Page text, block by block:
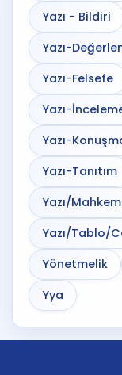
Yazı - Bildiri
Yazı-
Yazı-Felsefe
Yazı-
Yazı-
Yazı-Tanıtım
Yazı/
Yazı/Tablo/
Yönetmelik
Yya